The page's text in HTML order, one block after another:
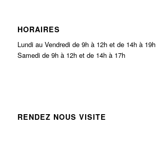
HORAIRES
Lundi au Vendredi de 9h à 12h et de 14h à 19h
Samedi de 9h à 12h et de 14h à 17h
RENDEZ NOUS VISITE